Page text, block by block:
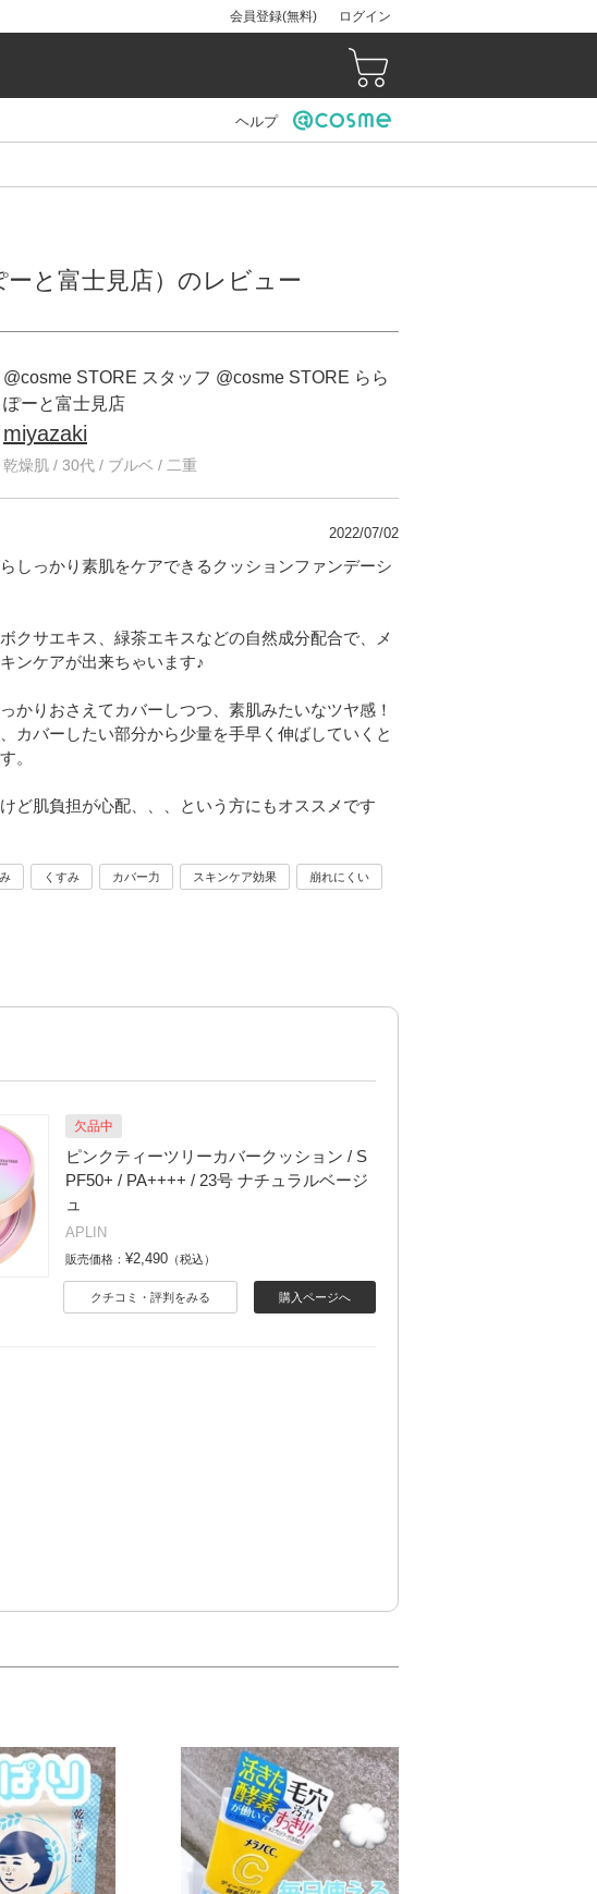
会員登録(無料) ログイン
ヘルプ
と富士見店）のレビュー
@cosme STORE スタッフ @cosme STORE らら
ぽーと富士見店
miyazaki
乾燥肌 / 30代 / ブルベ / 二重
2022/07/02
しっかり素肌をケアできるクッションファンデーシ
クサエキス、緑茶エキスなどの自然成分配合で、メ
ンケアが出来ちゃいます♪
かりおさえてカバーしつつ、素肌みたいなツヤ感！
カバーしたい部分から少量を手早く伸ばしていくと
。
ど肌負担が心配、、、という方にもオススメです
くすみ カバー力 スキンケア効果 崩れにくい
欠品中
ピンクティーツリーカバークッション / S
PF50+ / PA++++ / 23号 ナチュラルベージ
ュ
APLIN
販売価格： ¥2,490 （税込）
購入ページへ
クチコミ・評判をみる